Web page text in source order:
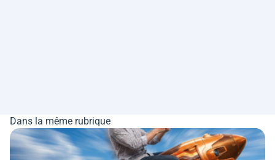
Dans la même rubrique